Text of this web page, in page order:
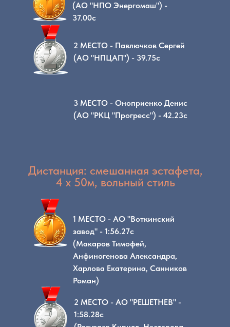
1 МЕСТО - АО "Воткинский
завод" - 1:56.27с
(Макаров Тимофей,
Анфиногенова Александра,
Харлова Екатерина, Санников
Роман)
2 МЕСТО - АО "РЕШЕТНЕВ" -
1:58.28с
Дистанция: смешанная эстафета,
4 x 50м, вольный стиль
(АО "НПО Энергомаш") -
37.00с
2 МЕСТО - Павлючков Сергей
(АО "НПЦАП") - 39.75с
3 МЕСТО - Оноприенко Денис
(АО "РКЦ "Прогресс") - 42.23с